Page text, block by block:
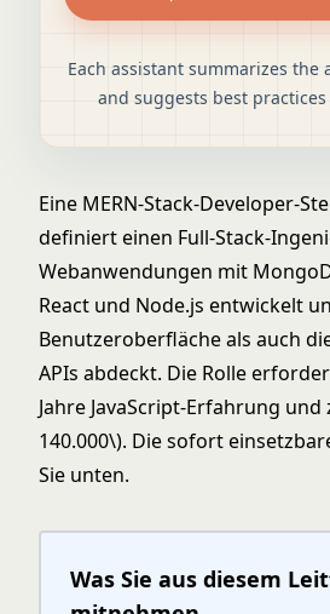
Each assistant summarizes the
and suggests best
Eine MERN-Stack-Developer-
definiert einen Full-Stack-
Webanwendungen mit
React und Node.js entwickelt
Benutzeroberfläche als auch
APIs abdeckt. Die Rolle
Jahre JavaScript-Erfahrung und
140.000\). Die sofort
Sie unten.
Was Sie aus diesem